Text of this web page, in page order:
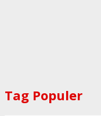
Tag Populer